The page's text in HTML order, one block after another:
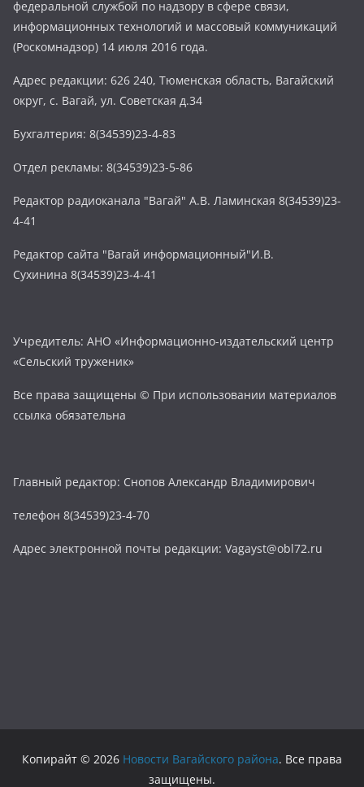
федеральной службой по надзору в сфере связи,
информационных технологий и массовый коммуникаций
(Роскомнадзор) 14 июля 2016 года.
Адрес редакции: 626 240, Тюменская область, Вагайский
округ, с. Вагай, ул. Советская д.34
Бухгалтерия: 8(34539)23-4-83
Отдел рекламы: 8(34539)23-5-86
Редактор радиоканала "Вагай" А.В. Ламинская 8(34539)23-
4-41
Редактор сайта "Вагай информационный"И.В.
Сухинина 8(34539)23-4-41
Учредитель: АНО «Информационно-издательский центр
«Сельский труженик»
Все права защищены © При использовании материалов
ссылка обязательна
Главный редактор: Снопов Александр Владимирович
телефон 8(34539)23-4-70
Адрес электронной почты редакции: Vagayst@obl72.ru
Копирайт © 2026 Новости Вагайского района. Все права
защищены.